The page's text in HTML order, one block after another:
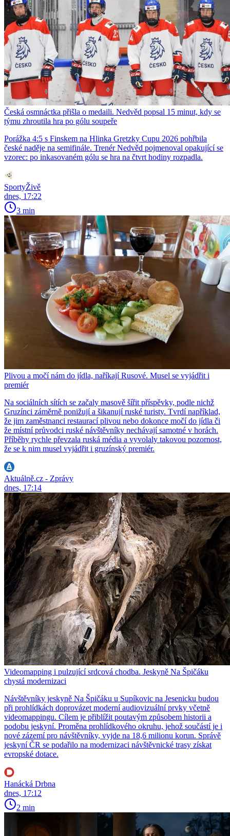
Česká osmnáctka přišla o medaili. Nedvěd popsal 15 minut, kdy se
týmu zhroutila hra po gólu soupeře
Porážka 4:5 s Finskem na Hlinka Gretzky Cupu 2026 pohřbila
české naděje na semifinále. Trenér Nedvěd pojmenoval opakující se
vzorec: po inkasovaném gólu se hra na čtvrt hodiny rozpadla.
SportyŽivě
dnes, 17:22
3 min
Plivou a močí nám do jídla, naříkají Rusové. Musel se vyjádřit i
premiér
Na sociálních sítích se začaly masově šířit příspěvky, podle nichž
Gruzínci záměrně ponižují a šikanují ruské turisty. Tvrdí například,
že jim zaměstnanci restaurací plivou nebo dokonce močí do jídla či
že místní průvodci ruské návštěvníky nechávají samotné v horách.
Příběhy rychle převzala ruská média a vyvolaly takovou pozornost,
že se k nim musel vyjádřit i gruzínský premiér.
Aktuálně.cz - Zprávy
dnes, 17:14
Videomapping i pulzující srdcová chodba. Jeskyně Na Špičáku
chystá modernizaci
Návštěvníky jeskyně Na Špičáku u Supíkovic na Jesenicku budou
při prohlídkách doprovázet moderní audiovizuální prvky včetně
videomappingu. Cílem je přiblížit poutavým způsobem historii a
podobu jeskyní. Proměna prohlídkového okruhu, jehož součástí je i
nové zázemí pro návštěvníky, vyjde na 18,6 milionu korun. Správě
jeskyní ČR se podařilo na modernizaci návštěvnické trasy získat
evropské dotace.
Hanácká Drbna
dnes, 17:12
2 min